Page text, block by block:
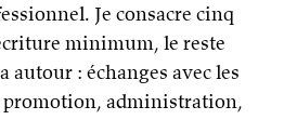
Je consacre cinq
minimum, le reste
autour : échanges avec les
promotion, administration,